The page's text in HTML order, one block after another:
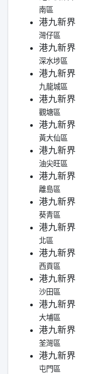
南區
港九新界
灣仔區
港九新界
深水埗區
港九新界
九龍城區
港九新界
觀塘區
港九新界
黃大仙區
港九新界
油尖旺區
港九新界
離島區
港九新界
葵青區
港九新界
北區
港九新界
西貢區
港九新界
沙田區
港九新界
大埔區
港九新界
荃灣區
港九新界
屯門區